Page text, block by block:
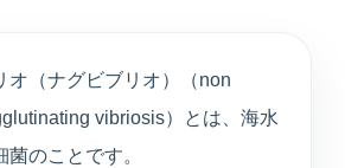
レスと身体症状を総合的に診ま
オ（ナグビブリオ）（non
vibriosis）とは、海水
のことです。